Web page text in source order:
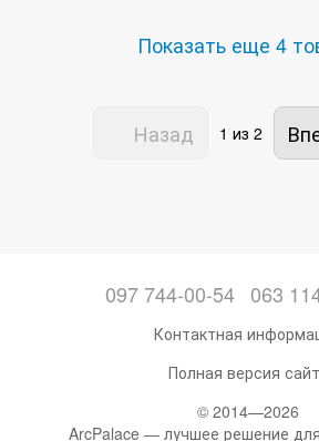
Показать еще 4
Назад 1 из 2
097 744-00-54 063
Контактная
Полная версия
© 2014—2026
ArcPalace — лучшее решение